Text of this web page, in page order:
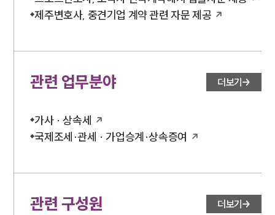
제주변호사, 중견기업 계약 관련 자문 제공
관련 업무분야 더보기
가사 · 상속세
국제조세·관세 · 가업승계·상속증여
관련 구성원 더보기